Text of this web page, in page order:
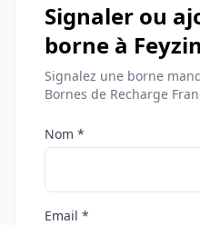
Signaler ou
borne à Feyzin
Signalez une borne
Bornes de Recharge
Nom *
Email *